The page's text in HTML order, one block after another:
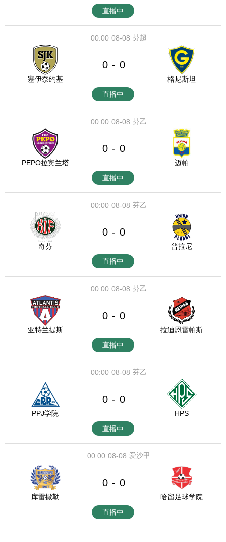
直播中
08-08
00:00 芬超
塞伊奈约基
0 - 0
格尼斯坦
直播中
08-08
00:00 芬乙
PEPO拉宾兰塔
0 - 0
迈帕
直播中
08-08
00:00 芬乙
奇芬
0 - 0
普拉尼
直播中
08-08
00:00 芬乙
亚特兰提斯
0 - 0
拉迪恩雷帕斯
直播中
08-08
00:00 芬乙
PPJ学院
0 - 0
HPS
直播中
08-08
00:00 爱沙甲
库雷撒勒
0 - 0
哈留足球学院
直播中